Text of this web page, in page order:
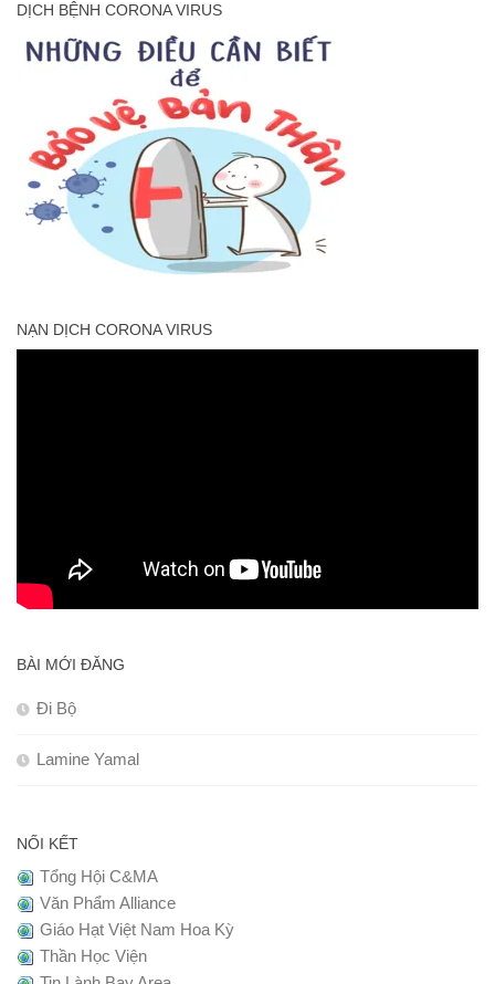
DỊCH BỆNH CORONA VIRUS
NẠN DỊCH CORONA VIRUS
BÀI MỚI ĐĂNG
Đi Bộ
Lamine Yamal
NỐI KẾT
Tổng Hội C&MA
Văn Phẩm Alliance
Giáo Hạt Việt Nam Hoa Kỳ
Thần Học Viện